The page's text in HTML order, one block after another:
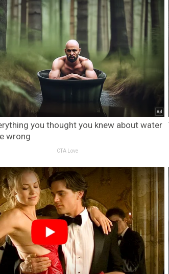
you thought you knew about water
wrong
CTA Love